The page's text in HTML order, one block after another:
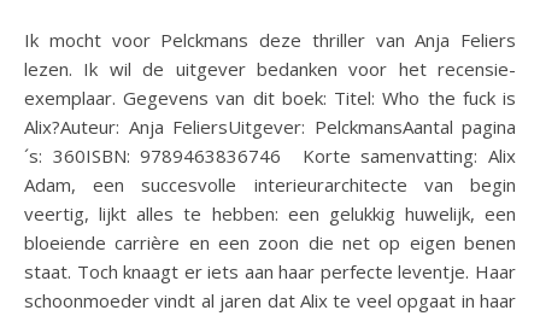
Ik mocht voor Pelckmans deze thriller van Anja Feliers
lezen. Ik wil de uitgever bedanken voor het recensie-
exemplaar. Gegevens van dit boek: Titel: Who the fuck is
Alix?Auteur: Anja FeliersUitgever: PelckmansAantal pagina
´s: 360ISBN: 9789463836746 Korte samenvatting: Alix
Adam, een succesvolle interieurarchitecte van begin
veertig, lijkt alles te hebben: een gelukkig huwelijk, een
bloeiende carrière en een zoon die net op eigen benen
staat. Toch knaagt er iets aan haar perfecte leventje. Haar
schoonmoeder vindt al jaren dat Alix te veel opgaat in haar